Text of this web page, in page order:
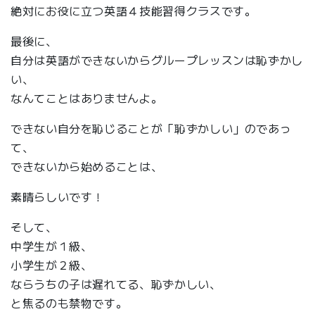
絶対にお役に立つ英語４技能習得クラスです。
最後に、
自分は英語ができないからグループレッスンは恥ずかし
い、
なんてことはありませんよ。
できない自分を恥じることが「恥ずかしい」のであっ
て、
できないから始めることは、
素晴らしいです！
そして、
中学生が１級、
小学生が２級、
ならうちの子は遅れてる、恥ずかしい、
と焦るのも禁物です。